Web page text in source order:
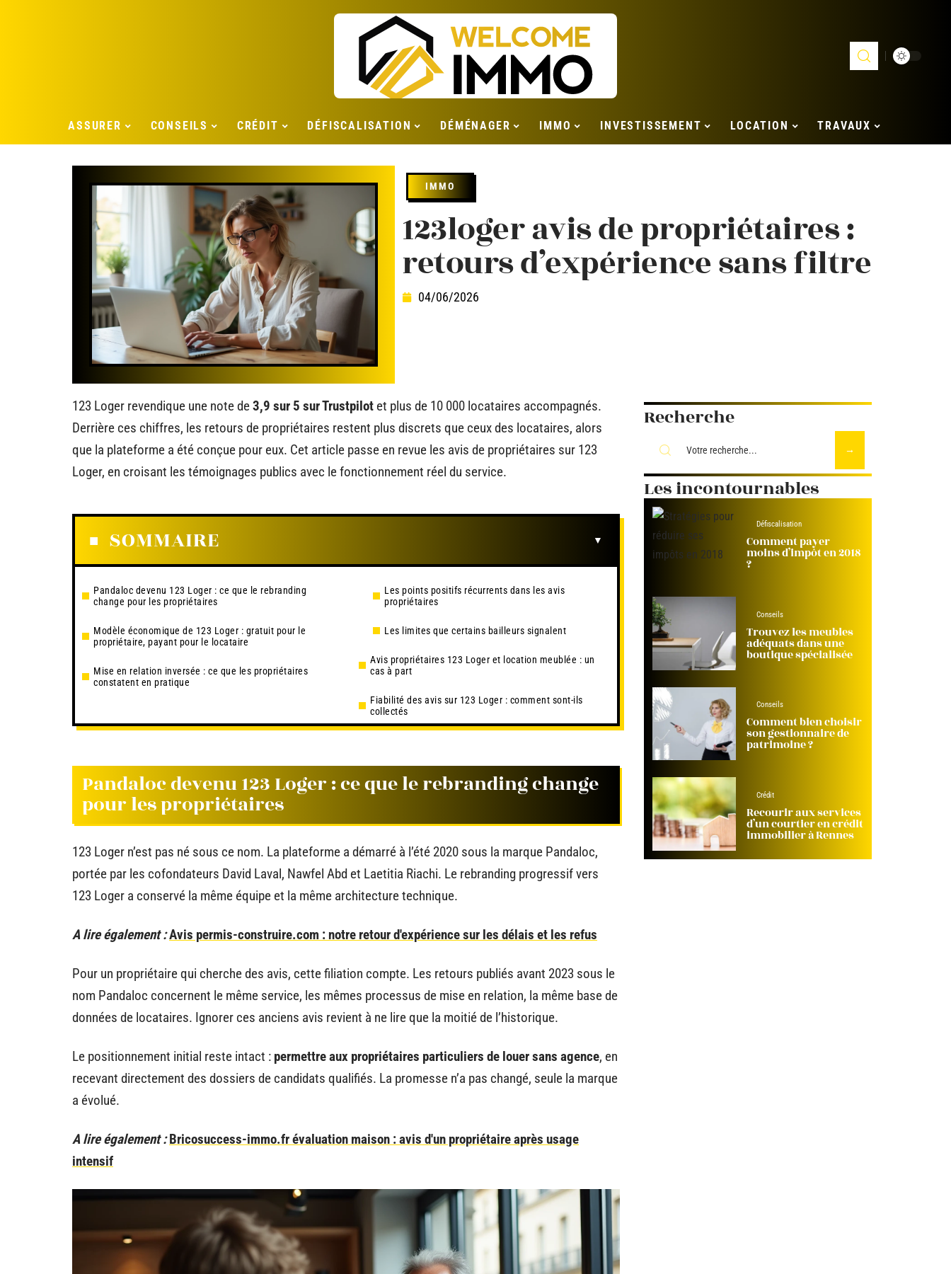
ASSURER CONSEILS CRÉDIT DÉFISCALISATION DÉMÉNAGER IMMO INVESTISSEMENT LOCATION TRAVAUX
IMMO
123loger avis de propriétaires :
retours d’expérience sans filtre
04/06/2026
123 Loger revendique une note de3,9 sur 5 sur Trustpilot et plus de 10 000 locataires accompagnés.
Derrière ces chiffres, les retours de propriétaires restent plus discrets que ceux des locataires, alors
que la plateforme a été conçue pour eux. Cet article passe en revue les avis de propriétaires sur 123
Loger, en croisant les témoignages publics avec le fonctionnement réel du service.
SOMMAIRE
Pandaloc devenu 123 Loger : ce que le rebranding
change pour les propriétaires
Modèle économique de 123 Loger : gratuit pour le
propriétaire, payant pour le locataire
Mise en relation inversée : ce que les propriétaires
constatent en pratique
Les points positifs récurrents dans les avis
propriétaires
Les limites que certains bailleurs signalent
Avis propriétaires 123 Loger et location meublée : un
cas à part
Fiabilité des avis sur 123 Loger : comment sont-ils
collectés
Pandaloc devenu 123 Loger : ce que le rebranding change
pour les propriétaires
123 Loger n’est pas né sous ce nom. La plateforme a démarré à l’été 2020 sous la marque Pandaloc,
portée par les cofondateurs David Laval, Nawfel Abd et Laetitia Riachi. Le rebranding progressif vers
123 Loger a conservé la même équipe et la même architecture technique.
A lire également :Avis permis-construire.com : notre retour d'expérience sur les délais et les refus
Pour un propriétaire qui cherche des avis, cette filiation compte. Les retours publiés avant 2023 sous le
nom Pandaloc concernent le même service, les mêmes processus de mise en relation, la même base de
données de locataires. Ignorer ces anciens avis revient à ne lire que la moitié de l’historique.
Le positionnement initial reste intact : permettre aux propriétaires particuliers de louer sans agence, en
recevant directement des dossiers de candidats qualifiés. La promesse n’a pas changé, seule la marque
a évolué.
A lire également : Bricosuccess-immo.fr évaluation maison : avis d'un propriétaire après usage
intensif
Recherche
Les incontournables
Défiscalisation
Comment payer
moins d’impôt en 2018
?
Conseils
Trouvez les meubles
adéquats dans une
boutique spécialisée
Conseils
Comment bien choisir
son gestionnaire de
patrimoine ?
Crédit
Recourir aux services
d’un courtier en crédit
immobilier à Rennes